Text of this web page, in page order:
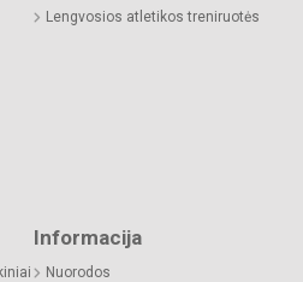
Lengvosios atletikos treniruotės
Informacija
Nuorodos